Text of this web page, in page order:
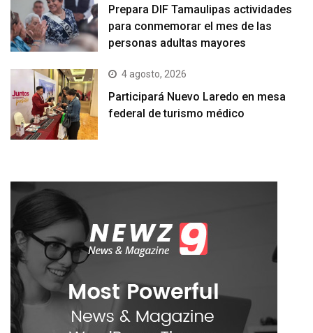
Prepara DIF Tamaulipas actividades
para conmemorar el mes de las
personas adultas mayores
4 agosto, 2026
Participará Nuevo Laredo en mesa
federal de turismo médico